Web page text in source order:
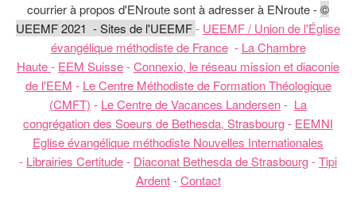
courrier à propos d'ENroute sont à adresser à ENroute -©
UEEMF 2021 - Sites de l'UEEMF- UEEMF / Union de l'Église
évangélique méthodiste de France- La Chambre
Haute- EEM Suisse-Connexio, le réseau mission et diaconie
de l'EEM - Le Centre Méthodiste de Formation Théologique
(CMFT) - Le Centre de Vacances Landersen- La
congrégation des Soeurs de Bethesda, Strasbourg- EEMNI
Eglise évangélique méthodiste Nouvelles Internationales
- Librairies Certitude- Diaconat Bethesda de Strasbourg-Tipi
Ardent-Contact